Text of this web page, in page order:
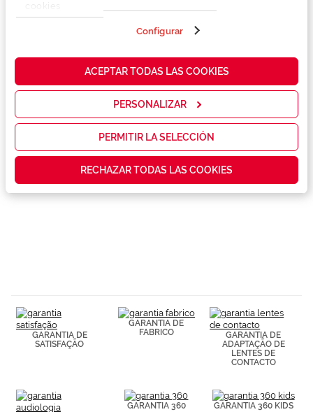
propias y de
cómo mejorar
servicios y
las
que realmente
contenidos
personalizados
Puedes
consultar más
información en
nuestra
Configurar
ACEPTAR TODAS LAS COOKIES
PERSONALIZAR
PERMITIR LA SELECCIÓN
RECHAZAR TODAS LAS COOKIES
Conselhos
Serviços exclusivos
GARANTIA DE
SATISFAÇÃO
GARANTIA DE
FABRICO
GARANTIA DE
ADAPTAÇÃO DE
LENTES DE
CONTACTO
GARANTIA 360 GARANTIA 360 KIDS